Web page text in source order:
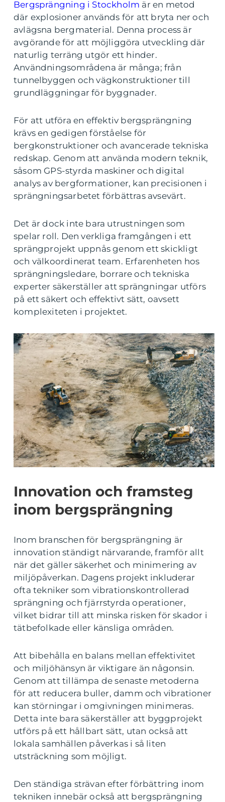
Bergsprängning i Stockholm är en metod
där explosioner används för att bryta ner och
avlägsna bergmaterial. Denna process är
avgörande för att möjliggöra utveckling där
naturlig terräng utgör ett hinder.
Användningsområdena är många; från
tunnelbyggen och vägkonstruktioner till
grundläggningar för byggnader.
För att utföra en effektiv bergsprängning
krävs en gedigen förståelse för
bergkonstruktioner och avancerade tekniska
redskap. Genom att använda modern teknik,
såsom GPS-styrda maskiner och digital
analys av bergformationer, kan precisionen i
sprängningsarbetet förbättras avsevärt.
Det är dock inte bara utrustningen som
spelar roll. Den verkliga framgången i ett
sprängprojekt uppnås genom ett skickligt
och välkoordinerat team. Erfarenheten hos
sprängningsledare, borrare och tekniska
experter säkerställer att sprängningar utförs
på ett säkert och effektivt sätt, oavsett
komplexiteten i projektet.
Innovation och framsteg
inom bergsprängning
Inom branschen för bergsprängning är
innovation ständigt närvarande, framför allt
när det gäller säkerhet och minimering av
miljöpåverkan. Dagens projekt inkluderar
ofta tekniker som vibrationskontrollerad
sprängning och fjärrstyrda operationer,
vilket bidrar till att minska risken för skador i
tätbefolkade eller känsliga områden.
Att bibehålla en balans mellan effektivitet
och miljöhänsyn är viktigare än någonsin.
Genom att tillämpa de senaste metoderna
för att reducera buller, damm och vibrationer
kan störningar i omgivningen minimeras.
Detta inte bara säkerställer att byggprojekt
utförs på ett hållbart sätt, utan också att
lokala samhällen påverkas i så liten
utsträckning som möjligt.
Den ständiga strävan efter förbättring inom
tekniken innebär också att bergsprängning